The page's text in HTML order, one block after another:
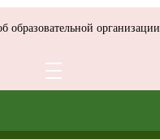
образовательной организации